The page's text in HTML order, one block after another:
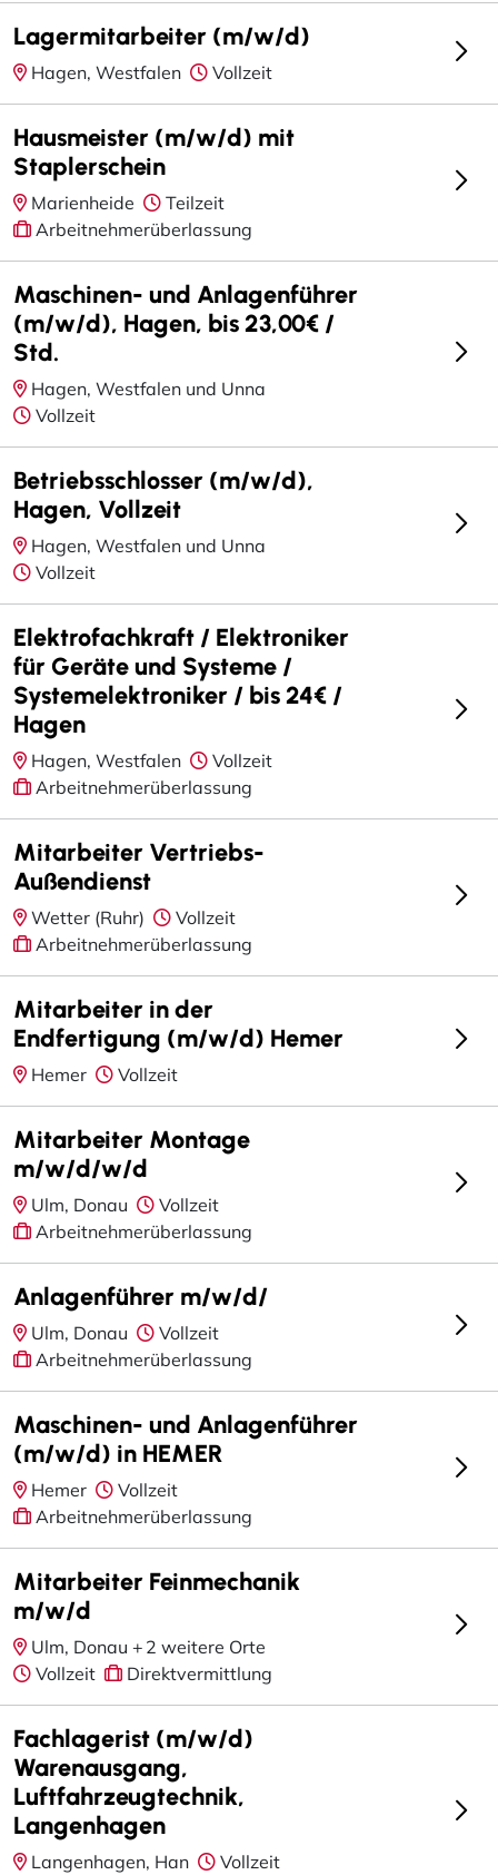
Lagermitarbeiter (m/w/d)
Hagen, Westfalen Vollzeit
Hausmeister (m/w/d) mit
Staplerschein
Marienheide
Teilzeit
Arbeitnehmerüberlassung
Maschinen- und Anlagenführer
(m/w/d), Hagen, bis 23,00€ /
Std.
Hagen, Westfalen und Unna
Vollzeit
Betriebsschlosser (m/w/d),
Hagen, Vollzeit
Hagen, Westfalen und Unna
Vollzeit
Elektrofachkraft / Elektroniker
für Geräte und Systeme /
Systemelektroniker / bis 24€ /
Hagen
Hagen, Westfalen
Vollzeit
Arbeitnehmerüberlassung
Mitarbeiter Vertriebs-
Außendienst
Wetter (Ruhr)
Vollzeit
Arbeitnehmerüberlassung
Mitarbeiter in der
Endfertigung (m/w/d) Hemer
Hemer Vollzeit
Mitarbeiter Montage
m/w/d/w/d
Ulm, Donau
Vollzeit
Arbeitnehmerüberlassung
Anlagenführer m/w/d/
Ulm, Donau
Vollzeit
Arbeitnehmerüberlassung
Maschinen- und Anlagenführer
(m/w/d) in HEMER
Hemer
Vollzeit
Arbeitnehmerüberlassung
Mitarbeiter Feinmechanik
m/w/d
Ulm, Donau + 2 weitere Orte
Vollzeit
Direktvermittlung
Fachlagerist (m/w/d)
Warenausgang,
Luftfahrzeugtechnik,
Langenhagen
Langenhagen, Han
Vollzeit